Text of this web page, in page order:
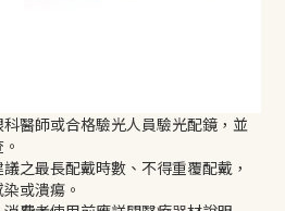
醫師或合格驗光人員驗光配鏡，並
之最長配戴時數、不得重覆配戴，
或潰瘍。